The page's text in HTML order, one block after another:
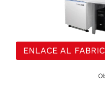
ENLACE AL